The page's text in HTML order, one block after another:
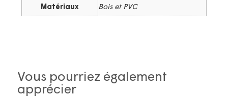
Matériaux
Bois et PVC
Vous pourriez également
apprécier